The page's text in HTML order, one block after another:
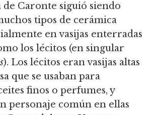
de Caronte siguió siendo
tipos de cerámica
en vasijas enterradas
los lécitos (en singular
). Los lécitos eran vasijas altas
que se usaban para
finos o perfumes, y
personaje común en ellas